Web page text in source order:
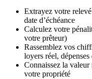
Extrayez votre
date d’échéance
Calculez votre
votre prêteur)
Rassemblez vos
loyers réel,
Connaissez la
votre propriété